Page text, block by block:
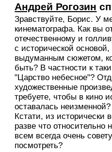
Андрей Рогозин
Зравствуйте, Борис. У
кинематографа. Как вы
отечественному и
с исторической
выдуманным сюжетом,
быть? В частности к
"Царство небесное"?
художественные
требуете, чтобы в кино
оставалась неизменной?
Кстати, из исторически
разве что
всем всегда очень
посмотреть?